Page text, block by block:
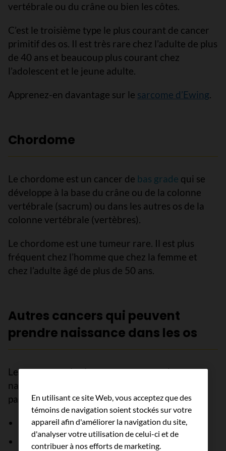
vertébrale ou du crâne ou bien les côtes.
C’est le troisième type le plus courant de cancer
primitif des os. Il est très rare chez l’adulte de plus
de 40 ans et beaucoup plus courant chez
l’adolescent et le jeune adulte.
Apprenez-en davantage sur le sarcome d’Ewing.
Chordome
Le chordome est un cancer de bas grade qui se
développe à la base du crâne ou de la colonne
vertébrale (sacrum) ou dans les autres os de la
colonne vertébrale (vertèbres).
Le chordome est une tumeur rare. Il est plus
fréquent chez l’homme que chez la femme et
chez l’adulte âgé de plus de 50 ans.
Autres cancers qui peuvent
prendre naissance dans les os
Les cancers qui suivent peuvent prendre
naissance dans les os, mais on ne les considère
pas comme des cancers primitifs des os :
myélome multiple;
lymphome non hodgkinien
En utilisant ce site Web, vous acceptez que des
témoins de navigation soient stockés sur votre
appareil afin d'améliorer la navigation du site,
d'analyser votre utilisation de celui-ci et de
contribuer à nos efforts de marketing.